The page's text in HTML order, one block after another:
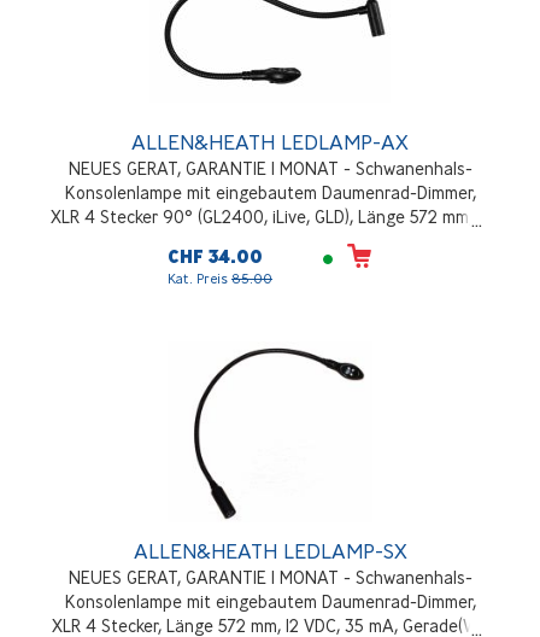
ALLEN&HEATH LEDLAMP-AX
NEUES GERAT, GARANTIE 1 MONAT - Schwanenhals-
Konsolenlampe mit eingebautem Daumenrad-Dimmer,
XLR 4 Stecker 90° (GL2400, iLive, GLD), Länge 572 mm, 12
CHF 34.00
Kat. Preis 85.00
ALLEN&HEATH LEDLAMP-SX
NEUES GERAT, GARANTIE 1 MONAT - Schwanenhals-
Konsolenlampe mit eingebautem Daumenrad-Dimmer,
XLR 4 Stecker, Länge 572 mm, 12 VDC, 35 mA, Gerade(WZ